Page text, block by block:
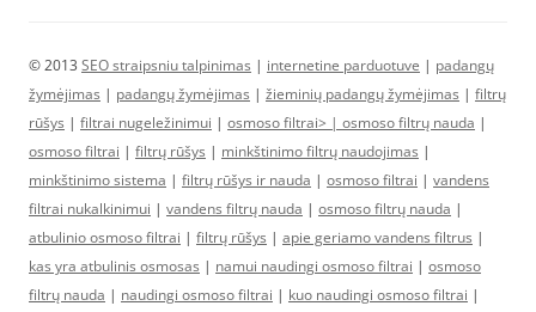
© 2013 SEO straipsniu talpinimas | internetine parduotuve | padangų
žymėjimas | padangų žymėjimas | žieminių padangų žymėjimas | filtrų
rūšys | filtrai nugeležinimui | osmoso filtrai> | osmoso filtrų nauda |
osmoso filtrai | filtrų rūšys | minkštinimo filtrų naudojimas |
minkštinimo sistema | filtrų rūšys ir nauda | osmoso filtrai | vandens
filtrai nukalkinimui | vandens filtrų nauda | osmoso filtrų nauda |
atbulinio osmoso filtrai | filtrų rūšys | apie geriamo vandens filtrus |
kas yra atbulinis osmosas | namui naudingi osmoso filtrai | osmoso
filtrų nauda | naudingi osmoso filtrai | kuo naudingi osmoso filtrai |